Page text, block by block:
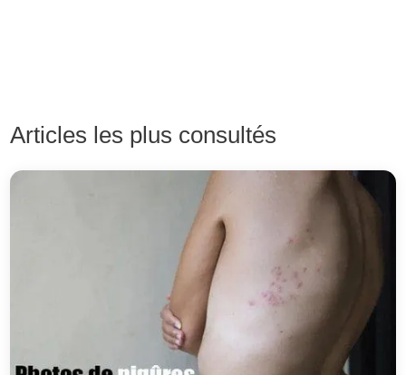
Articles les plus consultés